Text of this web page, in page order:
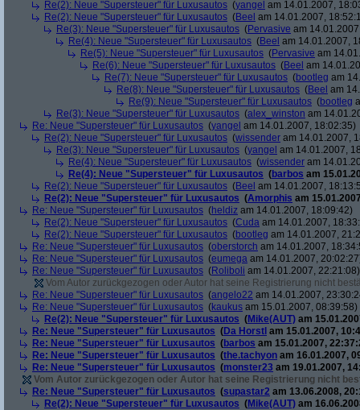
Re(2): Neue "Supersteuer" für Luxusautos (yangel am 14.01.2007,
Re(2): Neue "Supersteuer" für Luxusautos (Beel am 14.01.2007,
Re(3): Neue "Supersteuer" für Luxusautos (Pervasive am
Re(4): Neue "Supersteuer" für Luxusautos (Beel am 14.01.2007,
Re(5): Neue "Supersteuer" für Luxusautos (Pervasive am
Re(6): Neue "Supersteuer" für Luxusautos (Beel am
Re(7): Neue "Supersteuer" für Luxusautos (bootleg am
Re(8): Neue "Supersteuer" für Luxusautos (Beel am
Re(9): Neue "Supersteuer" für Luxusautos (bootleg
Re(3): Neue "Supersteuer" für Luxusautos (alex_winston am
Re: Neue "Supersteuer" für Luxusautos (yangel am 14.01.2007, 18:02:35)
Re(2): Neue "Supersteuer" für Luxusautos (wissender am 14.01.2007,
Re(3): Neue "Supersteuer" für Luxusautos (yangel am 14.01.2007,
Re(4): Neue "Supersteuer" für Luxusautos (wissender am
Re(4): Neue "Supersteuer" für Luxusautos (barbos am
Re(2): Neue "Supersteuer" für Luxusautos (Beel am 14.01.2007,
Re(2): Neue "Supersteuer" für Luxusautos (Amorphis am
Re: Neue "Supersteuer" für Luxusautos (heldiz am 14.01.2007, 18:09:42)
Re(2): Neue "Supersteuer" für Luxusautos (Cuda am 14.01.2007,
Re(2): Neue "Supersteuer" für Luxusautos (bootleg am 14.01.2007,
Re: Neue "Supersteuer" für Luxusautos (oberstorch am 14.01.2007,
Re: Neue "Supersteuer" für Luxusautos (eumega am 14.01.2007,
Re: Neue "Supersteuer" für Luxusautos (Roliboli am 14.01.2007, 22:21:08)
Vom Autor zurückgezogen oder Autor hat seine Registrierung nicht
Re: Neue "Supersteuer" für Luxusautos (angelo22 am 14.01.2007,
Re: Neue "Supersteuer" für Luxusautos (kaukus am 15.01.2007, 08:39:58)
Re(2): Neue "Supersteuer" für Luxusautos (Mike(AUT) am
Re: Neue "Supersteuer" für Luxusautos (Da Horstl am 15.01.2007,
Re: Neue "Supersteuer" für Luxusautos (barbos am 15.01.2007,
Re: Neue "Supersteuer" für Luxusautos (the.tachyon am 16.01.2007,
Re: Neue "Supersteuer" für Luxusautos (monster23 am 19.01.2007,
Vom Autor zurückgezogen oder Autor hat seine Registrierung nicht
Re: Neue "Supersteuer" für Luxusautos (supastar2 am 13.06.2008,
Re(2): Neue "Supersteuer" für Luxusautos (Mike(AUT) am